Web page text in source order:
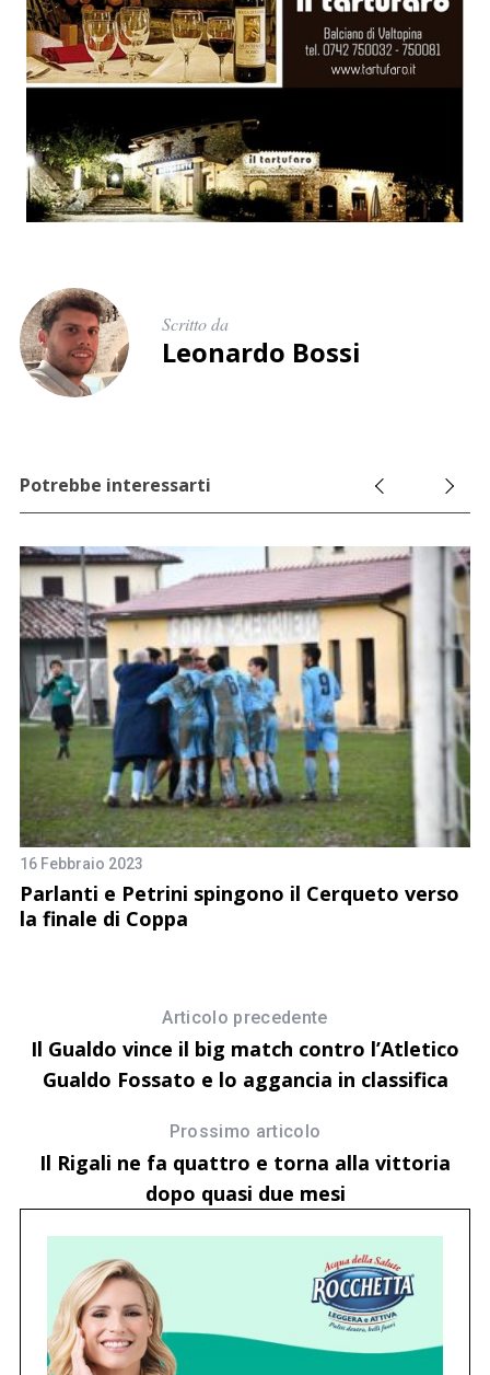
Scritto da
Leonardo Bossi
Potrebbe interessarti
16 Febbraio 2023
Parlanti e Petrini spingono il Cerqueto verso
la finale di Coppa
Articolo precedente
Il Gualdo vince il big match contro l’Atletico
Gualdo Fossato e lo aggancia in classifica
Prossimo articolo
Il Rigali ne fa quattro e torna alla vittoria
dopo quasi due mesi